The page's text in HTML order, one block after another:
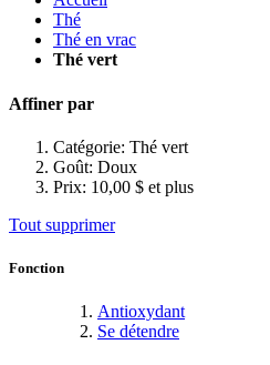
Thé
Thé en vrac
Thé vert
Affiner par
Catégorie: Thé vert
Goût: Doux
Prix: 10,00 $ et plus
Tout supprimer
Fonction
Antioxydant
Se détendre